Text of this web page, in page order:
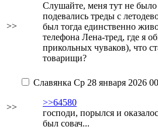
>>
Слушайте, меня тут не было
подевались треды с
был тогда единственно
телефона Лена-тред, где я
прикольных чуваков), что
товарищи?
>>
Славянка Ср 28 января 2026
>>64580
господи, порылся и
был совач...